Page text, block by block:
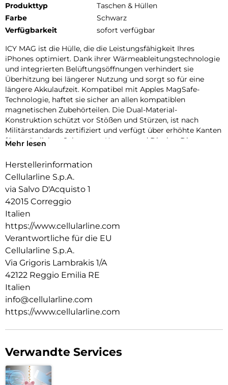
Produkttyp
Taschen & Hüllen
Farbe
Schwarz
Verfügbarkeit
sofort verfügbar
ICY MAG ist die Hülle, die die Leistungsfähigkeit Ihres
iPhones optimiert. Dank ihrer Wärmeableitungstechnologie
und integrierten Belüftungsöffnungen verhindert sie
Überhitzung bei längerer Nutzung und sorgt so für eine
längere Akkulaufzeit. Kompatibel mit Apples MagSafe-
Technologie, haftet sie sicher an allen kompatiblen
magnetischen Zubehörteilen. Die Dual-Material-
Konstruktion schützt vor Stößen und Stürzen, ist nach
Militärstandards zertifiziert und verfügt über erhöhte Kanten
für zusätzlichen Schutz von Kamera und Display. Die
Recyclingmaterial machen ICY MAG zu einer sicheren und
Mehr lesen
Herstellerinformation
Cellularline S.p.A.
via Salvo D'Acquisto 1
42015 Correggio
Italien
https://www.cellularline.com
Verantwortliche für die EU
Cellularline S.p.A.
Via Grigoris Lambrakis 1/A
42122 Reggio Emilia RE
Italien
info@cellularline.com
https://www.cellularline.com
Verwandte Services